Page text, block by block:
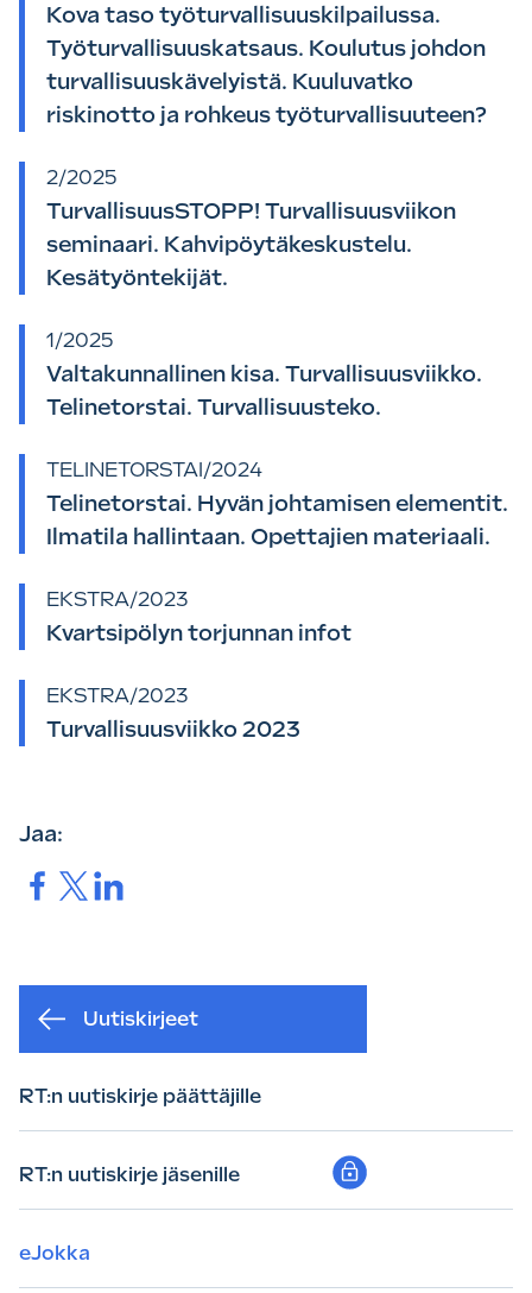
Kova taso työturvallisuuskilpailussa.
Työturvallisuuskatsaus. Koulutus johdon
turvallisuuskävelyistä. Kuuluvatko
riskinotto ja rohkeus työturvallisuuteen?
2/2025
TurvallisuusSTOPP! Turvallisuusviikon
seminaari. Kahvipöytäkeskustelu.
Kesätyöntekijät.
1/2025
Valtakunnallinen kisa. Turvallisuusviikko.
Telinetorstai. Turvallisuusteko.
TELINETORSTAI/2024
Telinetorstai. Hyvän johtamisen elementit.
Ilmatila hallintaan. Opettajien materiaali.
EKSTRA/2023
Kvartsipölyn torjunnan infot
EKSTRA/2023
Turvallisuusviikko 2023
Jaa:
Jaa. Jaa.Jaa.
Uutiskirjeet
RT:n uutiskirje päättäjille
RT:n uutiskirje jäsenille
eJokka